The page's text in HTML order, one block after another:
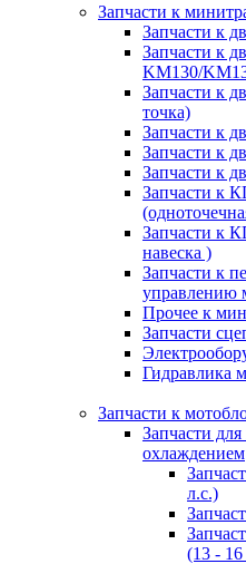
Запчасти к
Запчасти к
Запчасти к
KM130/
Запчасти к
точка)
Запчасти к
Запчасти к
Запчасти к
Запчасти к
Запчасти к
навеска )
Запчасти к
управлению
Прочее к
Запчасти
Гидравлика
Запчасти к
Запчасти
охлаждением
л.с.)
(13 -